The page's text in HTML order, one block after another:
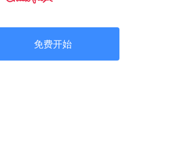
免费开始